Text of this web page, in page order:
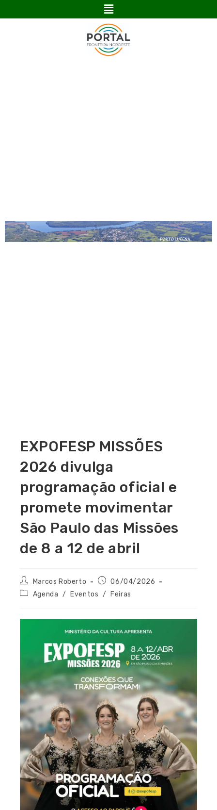
EXPOFESP MISSÕES
2026 divulga
programação oficial e
promete movimentar
São Paulo das Missões
de 8 a 12 de abril
Marcos Roberto
06/04/2026
Agenda / Eventos / Feiras